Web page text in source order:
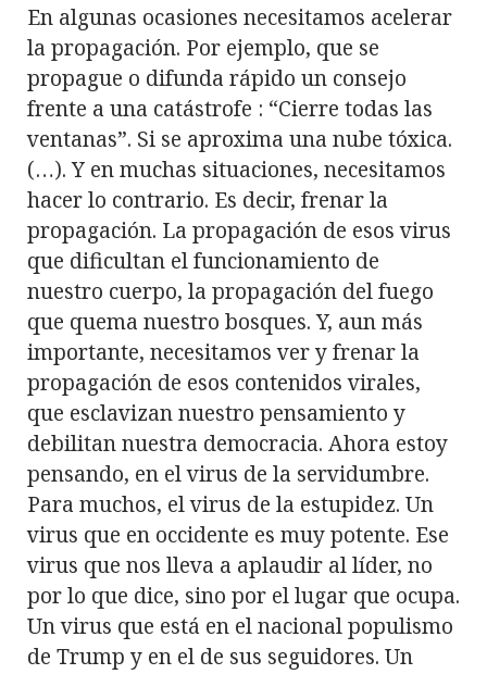
En algunas ocasiones necesitamos acelerar
la propagación. Por ejemplo, que se
propague o difunda rápido un consejo
frente a una catástrofe : “Cierre todas las
ventanas”. Si se aproxima una nube tóxica.
(…). Y en muchas situaciones, necesitamos
hacer lo contrario. Es decir, frenar la
propagación. La propagación de esos virus
que dificultan el funcionamiento de
nuestro cuerpo, la propagación del fuego
que quema nuestro bosques. Y, aun más
importante, necesitamos ver y frenar la
propagación de esos contenidos virales,
que esclavizan nuestro pensamiento y
debilitan nuestra democracia. Ahora estoy
pensando, en el virus de la servidumbre.
Para muchos, el virus de la estupidez. Un
virus que en occidente es muy potente. Ese
virus que nos lleva a aplaudir al líder, no
por lo que dice, sino por el lugar que ocupa.
Un virus que está en el nacional populismo
de Trump y en el de sus seguidores. Un